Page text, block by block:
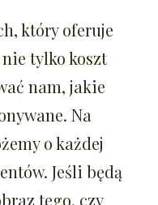
który oferuje
tylko koszt
nam, jakie
Na
o każdej
Jeśli będą
tego, czy